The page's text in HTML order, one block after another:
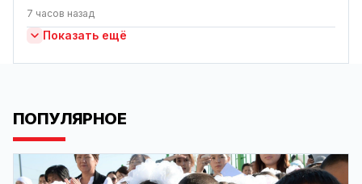
7 часов назад
Показать ещё
ПОПУЛЯРНОЕ